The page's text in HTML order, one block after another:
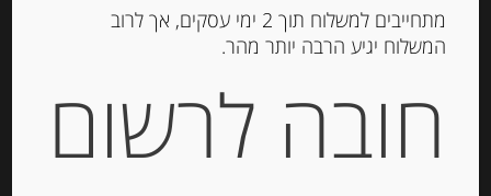
₪29.00
מחיר ל 100 מ"ל: 11.60 ש"ח
הוספה לסל
מתחייבים למשלוח תוך 2 ימי עסקים, אך לרוב
המשלוח יגיע הרבה יותר מהר.
חובה לרשום